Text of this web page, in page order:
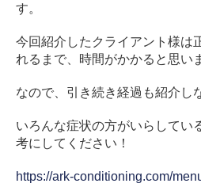
す。
今回紹介したクライアント様は
れるまで、時間がかかると思い
なので、引き続き経過も紹介し
いろんな症状の方がいらしてい
考にしてください！
https://ark-conditioning.com/